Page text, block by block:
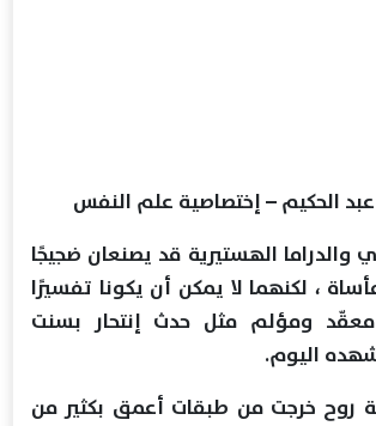
الحكيم – إختصاصية علم النفس
والدراما الهستيرية قد يصنعان ضجيجًا
، لكنهما لا يمكن أن يكونا تفسيرًا
ومؤلم مثل حدث إنتحار بسنت
اليوم.
روح خرجت من طبقات أعمق بكثير من